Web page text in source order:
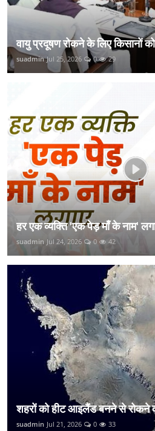
वायु प्रदूषण रोकने के लिए किसानों
suadmin Jul 25, 2026 0 29
हर एक व्यक्ति 'एक पेड़ माँ के नाम'
suadmin Jul 24, 2026 0 42
शहरों को हीट आइलैंड बनने से रोकने
suadmin Jul 21, 2026 0 33